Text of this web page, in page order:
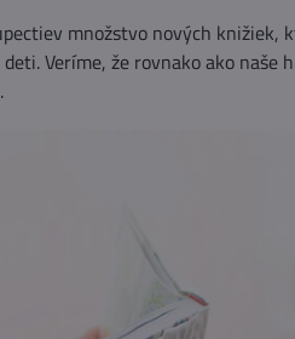
množstvo nových knižiek,
Veríme, že rovnako ako naše